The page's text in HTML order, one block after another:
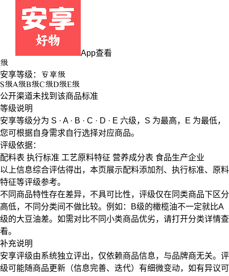
App查看
级
安享等级： 安享级
S级A级B级C级D级E级
公开渠道未找到该商品标准
等级说明
安享等级分为 S · A · B · C · D · E 六级， S 为最高， E 为最低，
您可根据自身需求自行选择对应商品。
评级依据：
配料表 执行标准 工艺原料特征 营养成分表 食品生产企业
以上信息综合评估得出，本页展示配料添加剂 、 执行标准、 原料
特征等评级参考。
不同商品特性存在差异，不具可比性，评级仅在 同类商品下区分
高低，不同分类间不做比较。例如：B级的橄榄油不一定就比A
级的大豆油差。如需对比不同小类商品优劣，请打开分类详情查
看。
补充说明
安享评级由系统独立评出，仅依赖商品信息， 与品牌商无关。评
级可能随商品更新（信息完善、迭代）有细微变动，如有异议可